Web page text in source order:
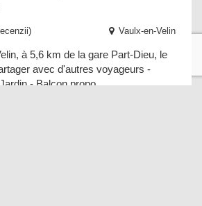
Vaulx-en-Velin
à 5,6 km de la gare Part-Dieu, le
avec d'autres voyageurs -
- Balcon propo